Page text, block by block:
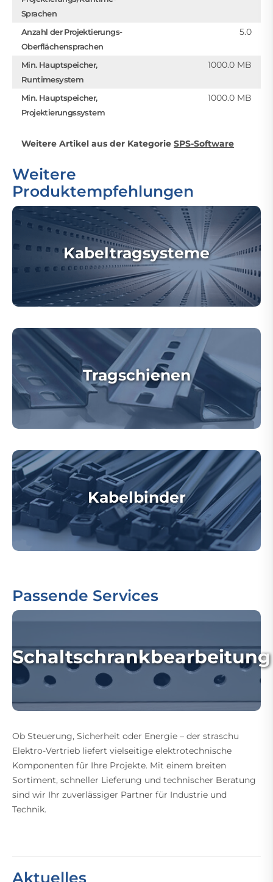
Sprachen
Anzahl der Projektierungs-
Oberflächensprachen
5.0
Min. Hauptspeicher,
Runtimesystem
1000.0 MB
Min. Hauptspeicher,
Projektierungssystem
1000.0 MB
Weitere Artikel aus der Kategorie SPS-Software
Weitere
Produktempfehlungen
Kabeltragsysteme
Tragschienen
Kabelbinder
Passende Services
Schaltschrankbearbeitung
Ob Steuerung, Sicherheit oder Energie – der straschu
Elektro-Vertrieb liefert vielseitige elektrotechnische
Komponenten für Ihre Projekte. Mit einem breiten
Sortiment, schneller Lieferung und technischer Beratung
sind wir Ihr zuverlässiger Partner für Industrie und
Technik.
Aktuelles